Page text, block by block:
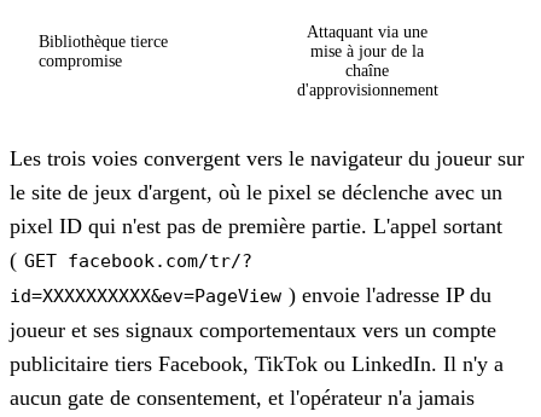
Bibliothèque tierce
compromise
Attaquant via une
mise à jour de la
chaîne
d'approvisionnement
Les trois voies convergent vers le navigateur du joueur sur
le site de jeux d'argent, où le pixel se déclenche avec un
pixel ID qui n'est pas de première partie. L'appel sortant
( GET facebook.com/tr/?
id=XXXXXXXXXX&ev=PageView ) envoie l'adresse IP du
joueur et ses signaux comportementaux vers un compte
publicitaire tiers Facebook, TikTok ou LinkedIn. Il n'y a
aucun gate de consentement, et l'opérateur n'a jamais